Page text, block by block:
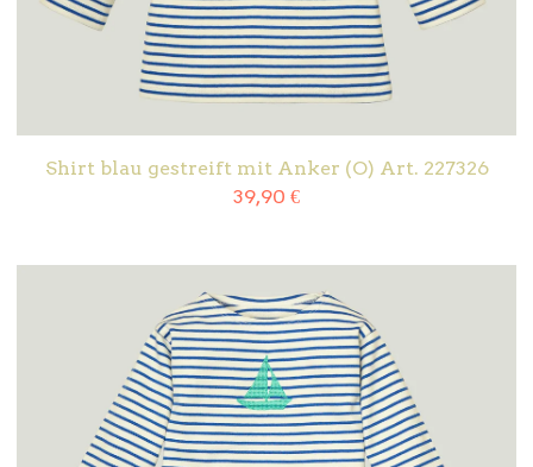
Shirt blau gestreift mit Anker (O) Art. 227326
39,90 €